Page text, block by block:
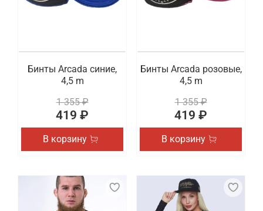
Бинты Arcada синие,
4,5 m
1 355 ₽
419 ₽
В корзину
Бинты Arcada розовые,
4,5 m
1 355 ₽
419 ₽
В корзину